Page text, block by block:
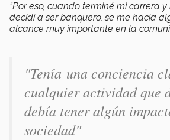
“Por eso, cuando terminé mi carrera
decidí a ser banquero, se me hacía
alcance muy importante en la
"Tenía una conciencia
cualquier actividad que
debía tener algún
sociedad"